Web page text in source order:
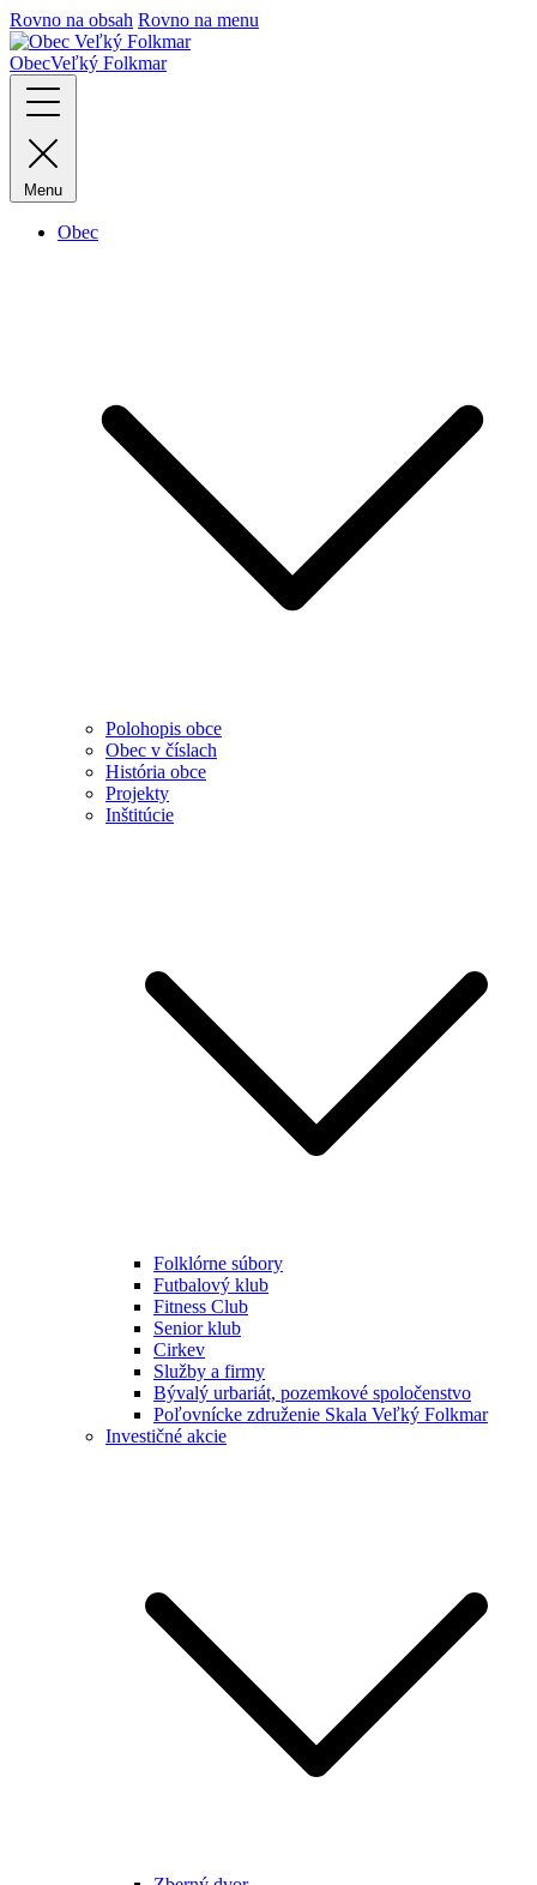
Rovno na obsah Rovno na menu
ObecVeľký Folkmar
Menu
Obec
Polohopis obce
Obec v číslach
História obce
Projekty
Inštitúcie
Folklórne súbory
Futbalový klub
Fitness Club
Senior klub
Cirkev
Služby a firmy
Bývalý urbariát, pozemkové spoločenstvo
Poľovnícke združenie Skala Veľký Folkmar
Investičné akcie